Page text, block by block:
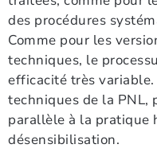
des procédures
Comme pour les
techniques, le
efficacité très
techniques de la PNL,
parallèle à la pratique
désensibilisation.